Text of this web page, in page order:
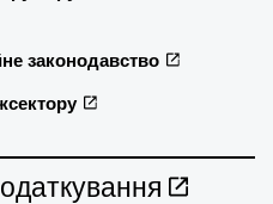
законодавство